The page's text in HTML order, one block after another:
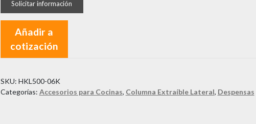
Añadir a
cotización
SKU: HKL500-06K
Categorías: Accesorios para Cocinas, Columna Extraíble Lateral, Despensas